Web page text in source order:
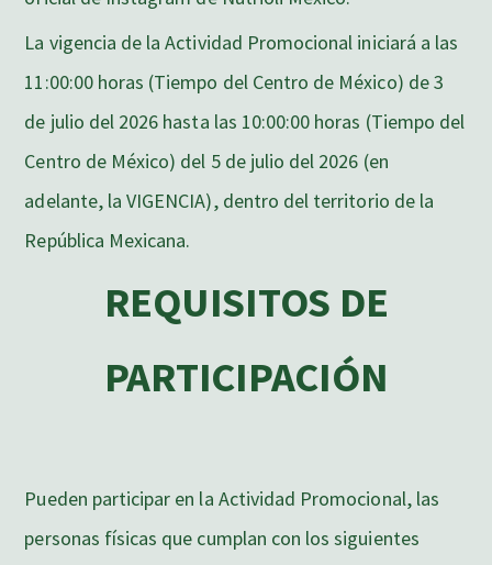
La vigencia de la Actividad Promocional iniciará a las
11:00:00 horas (Tiempo del Centro de México) de 3
de julio del 2026 hasta las 10:00:00 horas (Tiempo del
Centro de México) del 5 de julio del 2026 (en
adelante, la VIGENCIA), dentro del territorio de la
República Mexicana.
REQUISITOS DE
PARTICIPACIÓN
Pueden participar en la Actividad Promocional, las
personas físicas que cumplan con los siguientes